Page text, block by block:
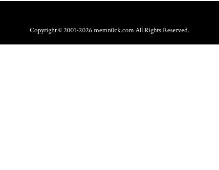
Copyright © 2001-2026 memn0ck.com All Rights Reserved.